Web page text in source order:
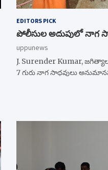
EDITORS PICK
పోలీసుల అదుపులో నాగ
uppunews
J. Surender Kumar,
7 గురు నాగ సాధవులు